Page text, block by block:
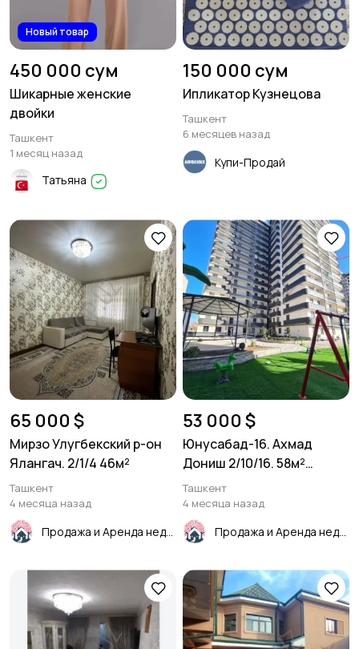
Новый товар
450 000 сум
Шикарные женские
двойки
Ташкент
1 месяц назад
Татьяна
150 000 сум
Ипликатор Кузнецова
Ташкент
6 месяцев назад
Купи-Продай
65 000 $
Мирзо Улугбекский р-он
Ялангач. 2/1/4 46м²
Ташкент
4 месяца назад
53 000 $
Юнусабад-16. Ахмад
Дониш 2/10/16. 58м²
коробка
Ташкент
4 месяца назад